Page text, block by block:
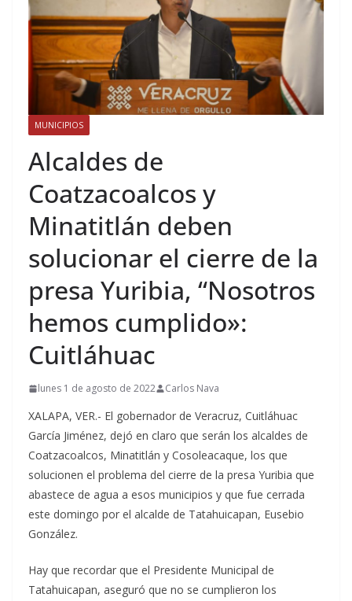
MUNICIPIOS
Alcaldes de
Coatzacoalcos y
Minatitlán deben
solucionar el cierre de la
presa Yuribia, “Nosotros
hemos cumplido»:
Cuitláhuac
lunes 1 de agosto de 2022 Carlos Nava
XALAPA, VER.- El gobernador de Veracruz, Cuitláhuac
García Jiménez, dejó en claro que serán los alcaldes de
Coatzacoalcos, Minatitlán y Cosoleacaque, los que
solucionen el problema del cierre de la presa Yuribia que
abastece de agua a esos municipios y que fue cerrada
este domingo por el alcalde de Tatahuicapan, Eusebio
González.
Hay que recordar que el Presidente Municipal de
Tatahuicapan, aseguró que no se cumplieron los